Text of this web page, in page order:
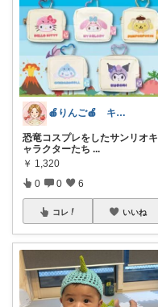
🍎りんご🍎 キティ推し｜ポイ活ママ
恐竜コスプレをしたサンリオキ
ャラクターたち ...
￥ 1,320
0 0 6
コレ いいね